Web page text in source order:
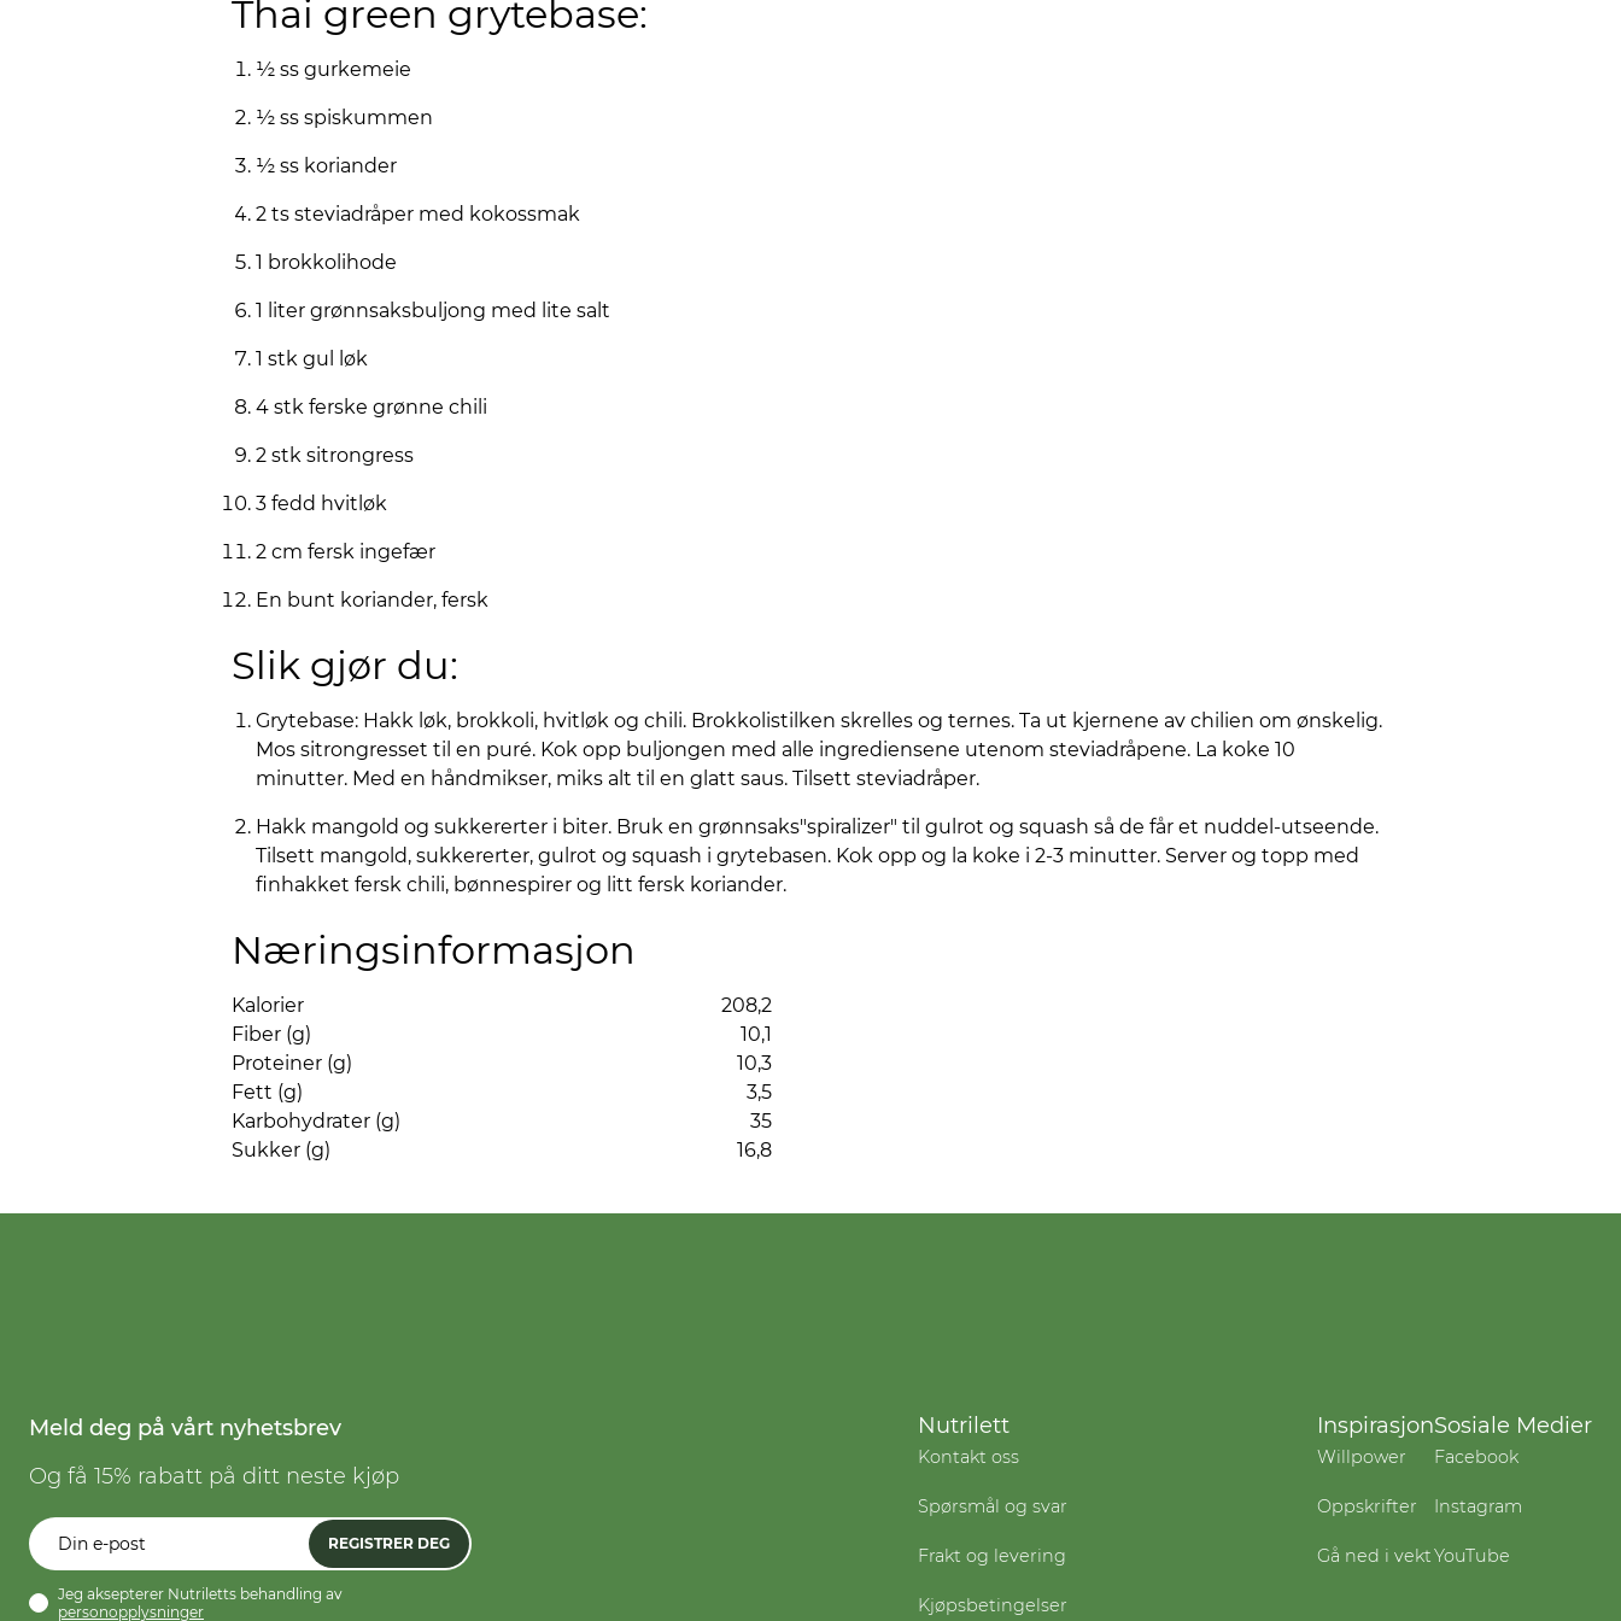
Thai green grytebase:
½ ss gurkemeie
½ ss spiskummen
½ ss koriander
2 ts steviadråper med kokossmak
1 brokkolihode
1 liter grønnsaksbuljong med lite salt
1 stk gul løk
4 stk ferske grønne chili
2 stk sitrongress
3 fedd hvitløk
2 cm fersk ingefær
En bunt koriander, fersk
Slik gjør du:
Grytebase: Hakk løk, brokkoli, hvitløk og chili. Brokkolistilken skrelles og ternes. Ta ut kjernene av chilien om ønskelig.
Mos sitrongresset til en puré. Kok opp buljongen med alle ingrediensene utenom steviadråpene. La koke 10
minutter. Med en håndmikser, miks alt til en glatt saus. Tilsett steviadråper.
Hakk mangold og sukkererter i biter. Bruk en grønnsaks"spiralizer" til gulrot og squash så de får et nuddel-utseende.
Tilsett mangold, sukkererter, gulrot og squash i grytebasen. Kok opp og la koke i 2-3 minutter. Server og topp med
finhakket fersk chili, bønnespirer og litt fersk koriander.
Næringsinformasjon
Kalorier
208,2
Fiber (g)
10,1
Proteiner (g)
10,3
Fett (g)
3,5
Karbohydrater (g)
35
Sukker (g)
16,8
Meld deg på vårt nyhetsbrev
Og få 15% rabatt på ditt neste kjøp
REGISTRER DEG
Jeg aksepterer Nutriletts behandling av
personopplysninger
Nutrilett
Kontakt oss
Spørsmål og svar
Frakt og levering
Kjøpsbetingelser
Inspirasjon
Willpower
Oppskrifter
Gå ned i vekt
Sosiale Medier
Facebook
Instagram
YouTube